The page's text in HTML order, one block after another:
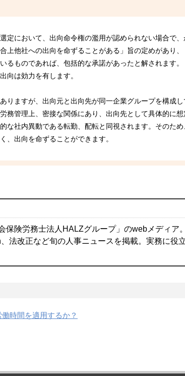
定において、出向命令権の濫用が認められない場合で、
上他社への出向を命ずることがある」旨の定めがあり、
るものであれば、包括的な承諾があったと解されます。
向は効力を有します。
りますが、出向元と出向先が同一企業グループを構成し
務管理上、密接な関係にあり、出向先として具体的に想
な社内異動である転勤、配転と同視されます。そのため
、出向を命ずることができます。
保険労務士法人HALZグループ」のwebメディア
法改正など旬の人事ニュースを掲載。実務に役
時間を適用するか？